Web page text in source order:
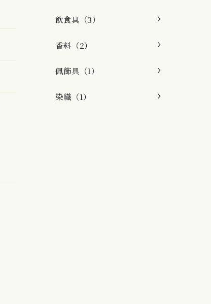
飲食具（3）
香料（2）
佩飾具（1）
染織（1）